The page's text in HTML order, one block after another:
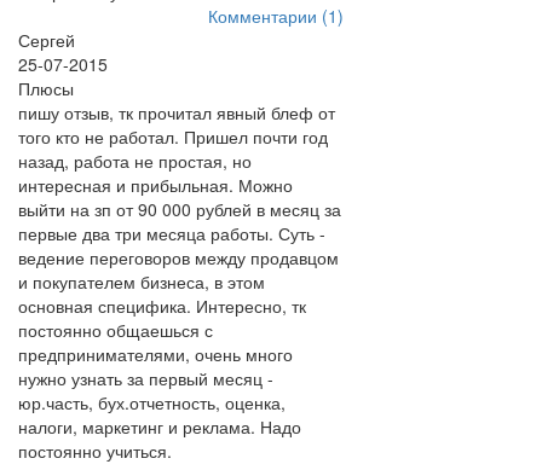
Комментарии (1)
Сергей
25-07-2015
Плюсы
пишу отзыв, тк прочитал явный блеф от
того кто не работал. Пришел почти год
назад, работа не простая, но
интересная и прибыльная. Можно
выйти на зп от 90 000 рублей в месяц за
первые два три месяца работы. Суть -
ведение переговоров между продавцом
и покупателем бизнеса, в этом
основная специфика. Интересно, тк
постоянно общаешься с
предпринимателями, очень много
нужно узнать за первый месяц -
юр.часть, бух.отчетность, оценка,
налоги, маркетинг и реклама. Надо
постоянно учиться.